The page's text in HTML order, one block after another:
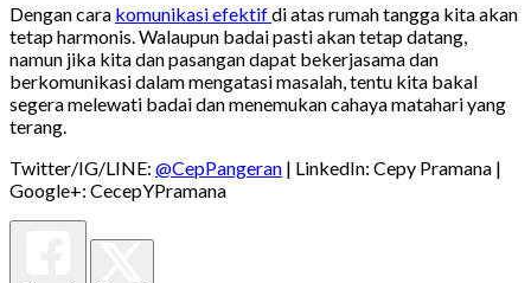
Dengan cara komunikasi efektifdi atas rumah tangga kita akan
tetap harmonis. Walaupun badai pasti akan tetap datang,
namun jika kita dan pasangan dapat bekerjasama dan
berkomunikasi dalam mengatasi masalah, tentu kita bakal
segera melewati badai dan menemukan cahaya matahari yang
terang.
Twitter/IG/LINE: @CepPangeran | LinkedIn: Cepy Pramana |
Google+: CecepYPramana